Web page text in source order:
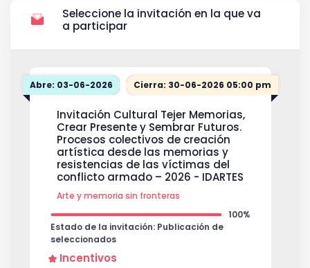
Seleccione la invitación en la que va
a participar
Abre: 03-06-2026 Cierra: 30-06-2026 05:00 pm
Invitación Cultural Tejer Memorias,
Crear Presente y Sembrar Futuros.
Procesos colectivos de creación
artística desde las memorias y
resistencias de las víctimas del
conflicto armado – 2026 - IDARTES
Arte y memoria sin fronteras
100%
Estado de la invitación: Publicación de
seleccionados
Incentivos